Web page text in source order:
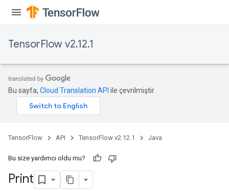
TensorFlow v2.12.1
Bu sayfa, Cloud Translation API ile çevrilmiştir.
TensorFlow API TensorFlow v2.12.1 Java
Bu size yardımcı oldu mu?
Print